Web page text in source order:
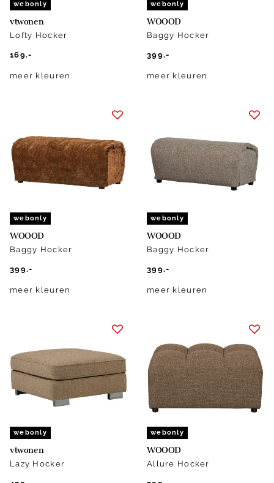
webonly
vtwonen
Lofty Hocker
169.-
meer kleuren
webonly
WOOOD
Baggy Hocker
399.-
meer kleuren
webonly
WOOOD
Baggy Hocker
399.-
meer kleuren
webonly
WOOOD
Baggy Hocker
399.-
meer kleuren
webonly
vtwonen
Lazy Hocker
webonly
WOOOD
Allure Hocker